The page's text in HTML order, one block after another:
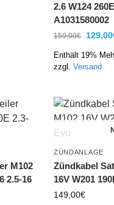
2.6 W124
A1031580002
159,00€ 129,00
Enthält 19%
zzgl. Versand
M102
2.5-16
ZÜNDANLAGE
Zündkabel
16V W201
149,00€